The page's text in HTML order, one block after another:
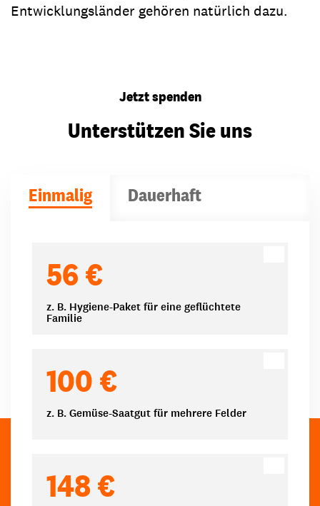
Entwicklungsländer gehören natürlich dazu.
Jetzt spenden
Unterstützen Sie uns
Einmalig Dauerhaft
56 €
z. B. Hygiene-Paket für eine geflüchtete
Familie
100 €
z. B. Gemüse-Saatgut für mehrere Felder
148 €